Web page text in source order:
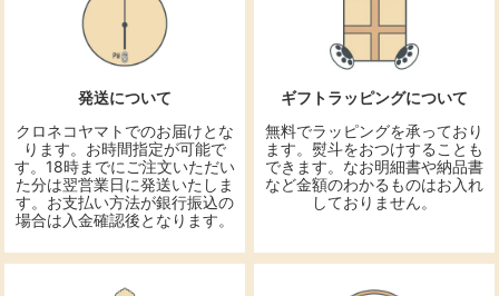
発送について
クロネコヤマトでのお届けとな
ります。お時間指定が可能で
す。18時までにご注文いただい
た分は翌営業日に発送いたしま
す。お支払い方法が銀行振込の
場合は入金確認後となります。
ギフトラッピングについて
無料でラッピングを承っており
ます。熨斗をおつけすることも
できます。なお明細書や納品書
など金額のわかるものはお入れ
しておりません。